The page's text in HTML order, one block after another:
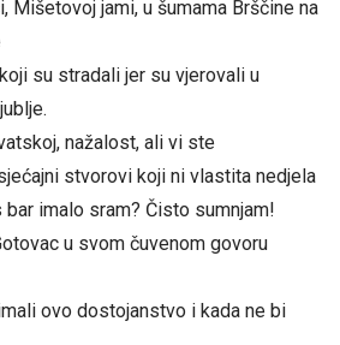
Mišetovoj jami, u šumama Brščine na
su stradali jer su vjerovali u
nažalost, ali vi ste
stvorovi koji ni vlastita nedjela
imalo sram? Čisto sumnjam!
u svom čuvenom govoru
ovo dostojanstvo i kada ne bi